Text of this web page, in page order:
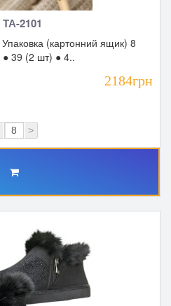
2101
(картонний ящик) 8
39 (2 шт) ● 4..
2184грн
>